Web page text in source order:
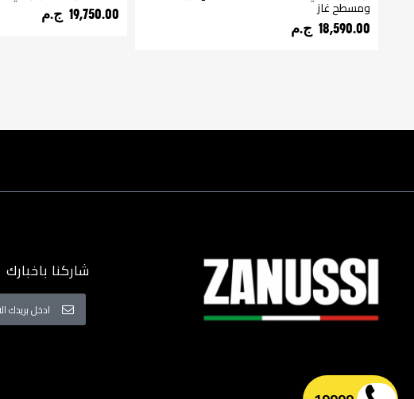
ومسطح غاز
18,590.00 ج.م‏
19,750.00 ج.م‏
شاركنا باخبارك
سجل
في
نشرتنا